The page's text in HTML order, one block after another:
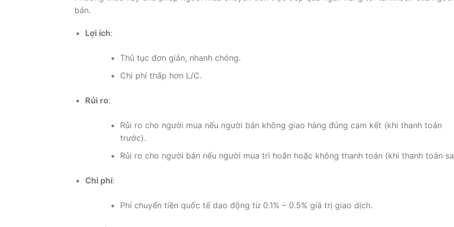
bán.
Lợi ích:
Thủ tục đơn giản, nhanh chóng.
Chi phí thấp hơn L/C.
Rủi ro:
Rủi ro cho người mua nếu người bán không giao hàng đúng cam kết (khi thanh toán
trước).
Rủi ro cho người bán nếu người mua trì hoãn hoặc không thanh toán (khi thanh toán
Chi phí:
Phí chuyển tiền quốc tế dao động từ 0.1% – 0.5% giá trị giao dịch.